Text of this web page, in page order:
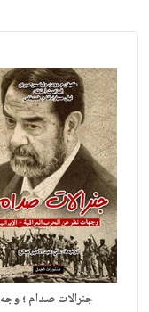
جنرالات صدام ؛ وجه